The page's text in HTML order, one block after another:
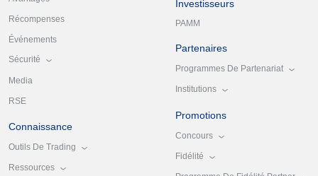
Récompenses
Événements
Sécurité
Media
RSE
Connaissance
Outils De Trading
Ressources
Investisseurs
PAMM
Partenaires
Programmes De Partenariat
Institutions
Promotions
Concours
Fidélité